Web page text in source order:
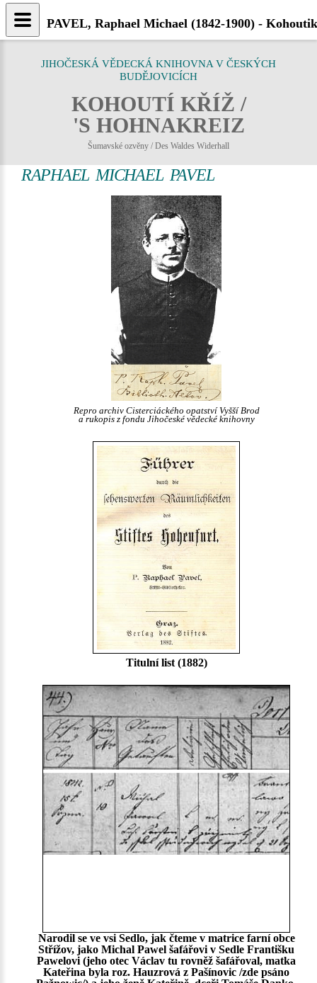
JIHOČESKÁ VĚDECKÁ KNIHOVNA V ČESKÝCH
BUDĚJOVICÍCH
KOHOUTÍ KŘÍŽ /
'S HOHNAKREIZ
Šumavské ozvěny / Des Waldes Widerhall
RAPHAEL MICHAEL PAVEL
Repro archiv Cisterciáckého opatství Vyšší Brod
a rukopis z fondu Jihočeské vědecké knihovny
Titulní list (1882)
Narodil se ve vsi Sedlo, jak čteme v matrice farní obce
Střížov, jako Michal Pawel šafářovi v Sedle Františku
Pawelovi (jeho otec Václav tu rovněž šafářoval, matka
Kateřina byla roz. Hauzrová z Pašínovic /zde psáno
PAVEL, Raphael Michael (1842-1900) -